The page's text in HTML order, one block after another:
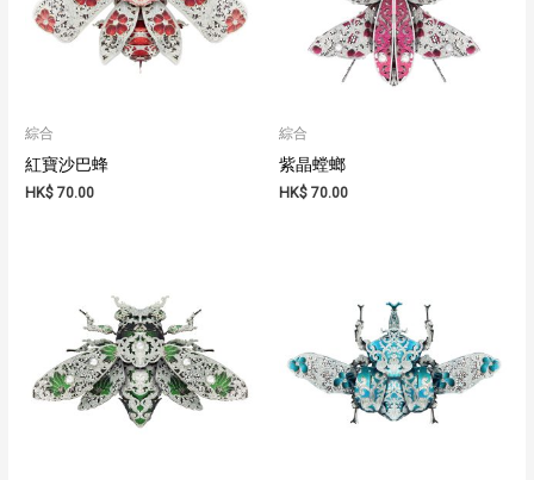
綜合
紅寶沙巴蜂
HK$ 70.00
綜合
紫晶螳螂
HK$ 70.00